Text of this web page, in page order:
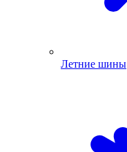
Летние шины